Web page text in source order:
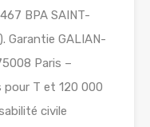
BPA SAINT-
Garantie GALIAN-
Paris –
pour T et 120 000
civile